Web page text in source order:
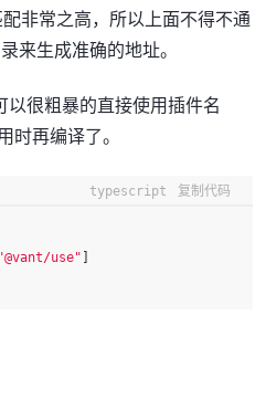
非常之高，所以上面不得不通
来生成准确的地址。
很粗暴的直接使用插件名
时再编译了。
typescript 复制代码
"@vant/use"